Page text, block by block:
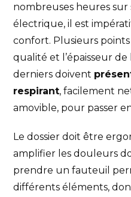
nombreuses heures
électrique, il est
confort. Plusieurs
qualité et l’épaisseur de
derniers doivent
respirant, facilement
amovible, pour passer
Le dossier doit être
amplifier les douleurs
prendre un fauteuil
différents éléments,